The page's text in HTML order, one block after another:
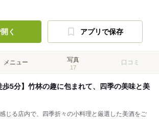
く アプリで保存
メニュー 写真
17
口コミ
歩5分】竹林の趣に包まれて、四季の美味と美
じる店内で、四季折々の小料理と厳選した美酒をご